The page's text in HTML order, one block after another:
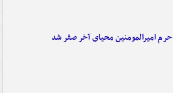
حرم امیرالمومنین محیای آخر صفر شد